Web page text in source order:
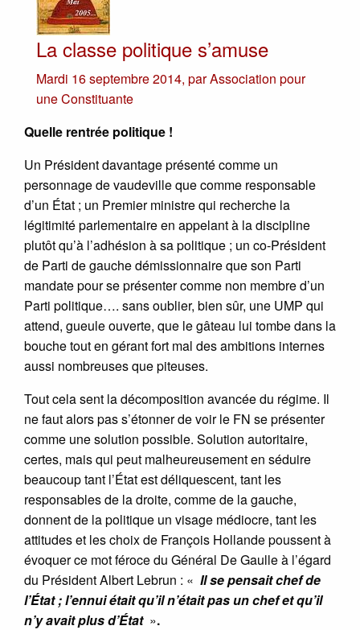
La classe politique s’amuse
Mardi 16 septembre 2014, parAssociation pour
une Constituante
Quelle rentrée politique !
Un Président davantage présenté comme un
personnage de vaudeville que comme responsable
d’un État ; un Premier ministre qui recherche la
légitimité parlementaire en appelant à la discipline
plutôt qu’à l’adhésion à sa politique ; un co-Président
de Parti de gauche démissionnaire que son Parti
mandate pour se présenter comme non membre d’un
Parti politique…. sans oublier, bien sûr, une UMP qui
attend, gueule ouverte, que le gâteau lui tombe dans la
bouche tout en gérant fort mal des ambitions internes
aussi nombreuses que piteuses.
Tout cela sent la décomposition avancée du régime. Il
ne faut alors pas s’étonner de voir le FN se présenter
comme une solution possible. Solution autoritaire,
certes, mais qui peut malheureusement en séduire
beaucoup tant l’État est déliquescent, tant les
responsables de la droite, comme de la gauche,
donnent de la politique un visage médiocre, tant les
attitudes et les choix de François Hollande poussent à
évoquer ce mot féroce du Général De Gaulle à l’égard
du Président Albert Lebrun : « Il se pensait chef de
l’État ; l’ennui était qu’il n’était pas un chef et qu’il
n’y avait plus d’État ».